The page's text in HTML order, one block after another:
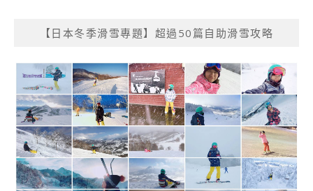
【日本冬季滑雪專題】超過50篇自助滑雪攻略